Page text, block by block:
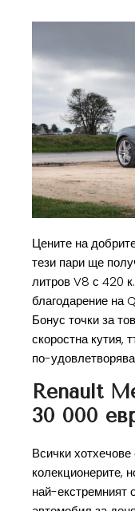
Цените на
тези пари ще
литров V8 с 420
благодарение на
Бонус точки за
скоростна
по-
Renault
30 000
Всички
колекционерите,
най-екстремният